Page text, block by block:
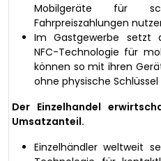
Mobilgeräte für
Fahrpreiszahlungen
Im Gastgewerbe setzt
NFC-Technologie für
können so mit ihren
ohne physische
Der Einzelhandel
Umsatzanteil.
Einzelhändler weltweit